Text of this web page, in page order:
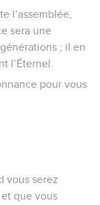
l’assemblée,
sera une
; il en
l’Éternel.
pour vous
vous serez
que vous